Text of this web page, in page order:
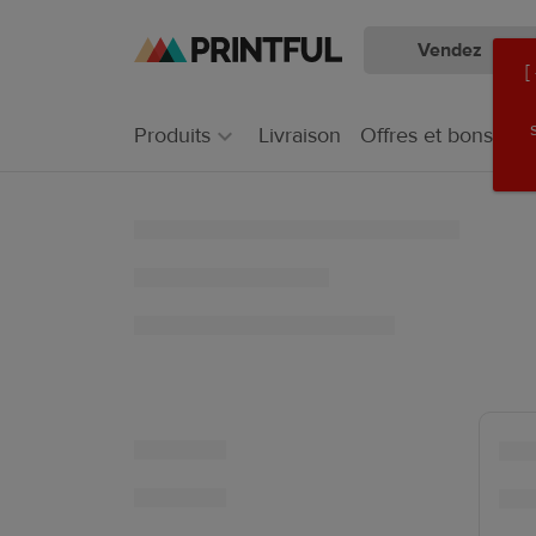
Aller
principal
Passer
d'aide
Vendez
Produits Livraison Offres et bons
[